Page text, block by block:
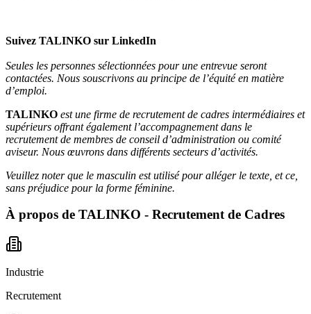
Suivez TALINKO sur LinkedIn
Seules les personnes sélectionnées pour une entrevue seront
contactées. Nous souscrivons au principe de l’équité en matière
d’emploi.
TALINKO est une firme de recrutement de cadres intermédiaires et
supérieurs offrant également l’accompagnement dans le
recrutement de membres de conseil d’administration ou comité
aviseur. Nous œuvrons dans différents secteurs d’activités.
Veuillez noter que le masculin est utilisé pour alléger le texte, et ce,
sans préjudice pour la forme féminine.
À propos de TALINKO - Recrutement de Cadres
Industrie
Recrutement